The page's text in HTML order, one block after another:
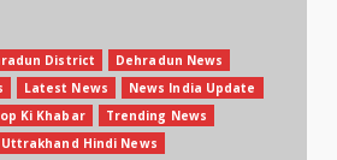
District
Dehradun News
Latest News
News India Update
Ki Khabar
Trending News
Uttrakhand Hindi News